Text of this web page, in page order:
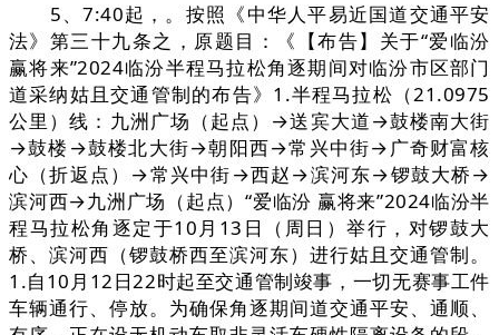
5、7:40起，。按照《中华人平易近国道交通平安
法》第三十九条之，原题目：《【布告】关于“爱临汾
赢将来”2024临汾半程马拉松角逐期间对临汾市区部门
道采纳姑且交通管制的布告》1.半程马拉松（21.0975
公里）线：九洲广场（起点）→送宾大道→鼓楼南大街
→鼓楼→鼓楼北大街→朝阳西→常兴中街→广奇财富核
心（折返点）→常兴中街→西赵→滨河东→锣鼓大桥→
滨河西→九洲广场（起点）“爱临汾 赢将来”2024临汾半
程马拉松角逐定于10月13日（周日）举行，对锣鼓大
桥、滨河西（锣鼓桥西至滨河东）进行姑且交通管制。
1.自10月12日22时起至交通管制竣事，一切无赛事工件
车辆通行、停放。为确保角逐期间道交通平安、通顺、